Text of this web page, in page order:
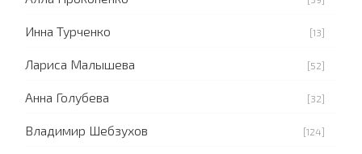
Инна Турченко [13]
Лариса Малышева [52]
Анна Голубева [32]
Владимир Шебзухов [124]